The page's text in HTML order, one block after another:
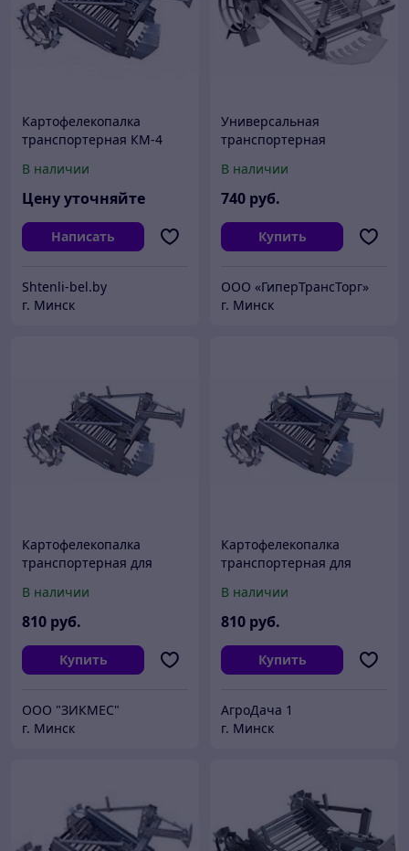
Картофелекопалка
транспортерная КМ-4
В наличии
Цену уточняйте
Написать
Shtenli-bel.by
г. Минск
Универсальная
транспортерная
В наличии
740 руб.
Купить
ООО «ГиперТрансТорг»
г. Минск
Картофелекопалка
транспортерная для
В наличии
810 руб.
Купить
ООО "ЗИКМЕС"
г. Минск
Картофелекопалка
транспортерная для
В наличии
810 руб.
Купить
АгроДача 1
г. Минск